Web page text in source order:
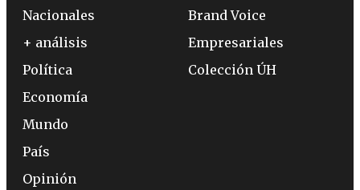
Nacionales
+ análisis
Política
Economía
Mundo
País
Opinión
Brand Voice
Empresariales
Colección ÚH